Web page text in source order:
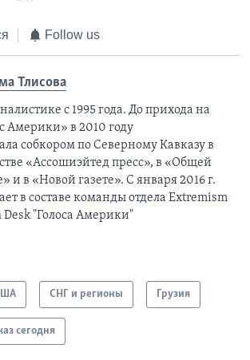
Follow us
Тлисовa
с 1995 года. До прихода на
Америки» в 2010 году
собкором по Северному Кавказу в
«Ассошиэйтед пресс», в «Общей
и в «Новой газете». С января 2016 г.
в составе команды отдела Extremism
Desk "Голоса Америки"
СНГ и регионы Грузия
сегодня